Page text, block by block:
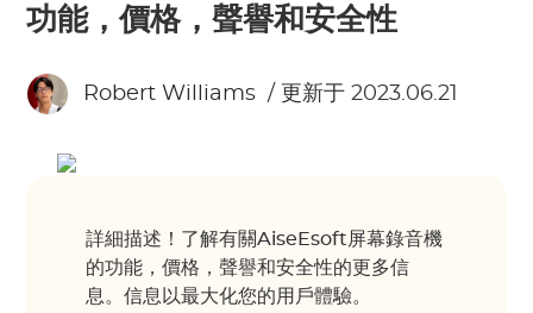
功能，價格，聲譽和安全性
Robert Williams / 更新于 2023.06.21
詳細描述！了解有關AiseEsoft屏幕錄音機
的功能，價格，聲譽和安全性的更多信
息。信息以最大化您的用戶體驗。